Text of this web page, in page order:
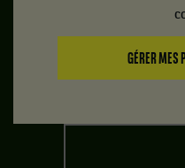
GÉRER MES